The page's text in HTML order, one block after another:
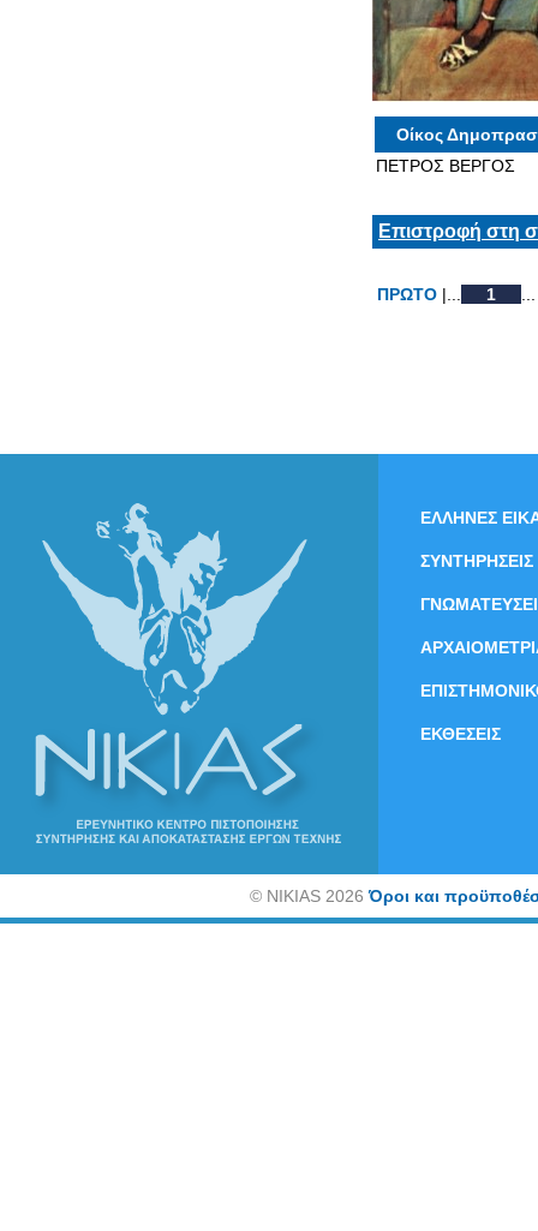
Οίκος
ΠΕΤΡΟΣ ΒΕΡΓΟΣ
Επιστροφή στη
ΠΡΩΤΟ |... 1
ΕΛΛΗΝΕΣ
ΣΥΝΤΗΡΗΣΕΙΣ
ΕΚΘΕΣΕΙΣ
©NIKIAS 2026Όροι και